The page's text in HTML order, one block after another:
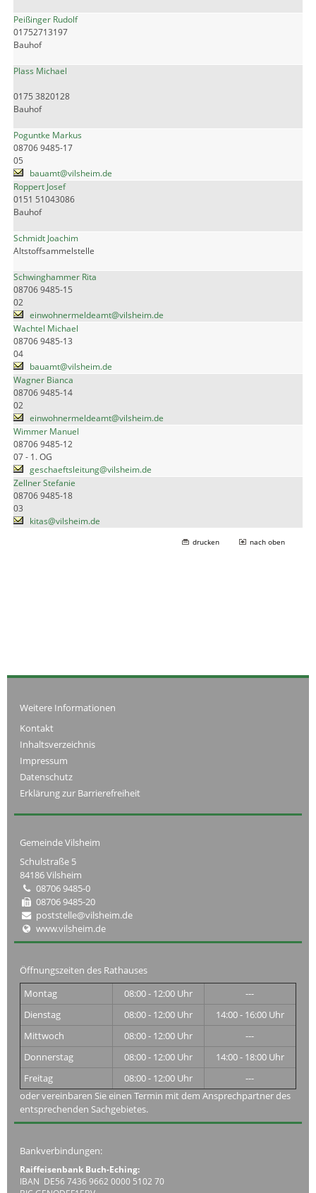
Peißinger Rudolf
01752713197
Bauhof
Plass Michael
0175 3820128
Bauhof
Poguntke Markus
08706 9485-17
05
bauamt@vilsheim.de
Roppert Josef
0151 51043086
Bauhof
Schmidt Joachim
Altstoffsammelstelle
Schwinghammer Rita
08706 9485-15
02
einwohnermeldeamt@vilsheim.de
Wachtel Michael
08706 9485-13
04
bauamt@vilsheim.de
Wagner Bianca
08706 9485-14
02
einwohnermeldeamt@vilsheim.de
Wimmer Manuel
08706 9485-12
07 - 1. OG
geschaeftsleitung@vilsheim.de
Zellner Stefanie
08706 9485-18
03
kitas@vilsheim.de
drucken nach oben
Weitere Informationen
Kontakt
Inhaltsverzeichnis
Impressum
Datenschutz
Erklärung zur Barrierefreiheit
Gemeinde Vilsheim
Schulstraße 5
84186 Vilsheim
08706 9485-0
08706 9485-20
poststelle@vilsheim.de
www.vilsheim.de
Öffnungszeiten des Rathauses
Montag
08:00 - 12:00 Uhr
---
Dienstag
08:00 - 12:00 Uhr
14:00 - 16:00 Uhr
Mittwoch
08:00 - 12:00 Uhr
---
Donnerstag
08:00 - 12:00 Uhr
14:00 - 18:00 Uhr
Freitag
08:00 - 12:00 Uhr
---
oder vereinbaren Sie einen Termin mit dem Ansprechpartner des
entsprechenden Sachgebietes.
Bankverbindungen:
Raiffeisenbank Buch-Eching:
IBAN DE56 7436 9662 0000 5102 70